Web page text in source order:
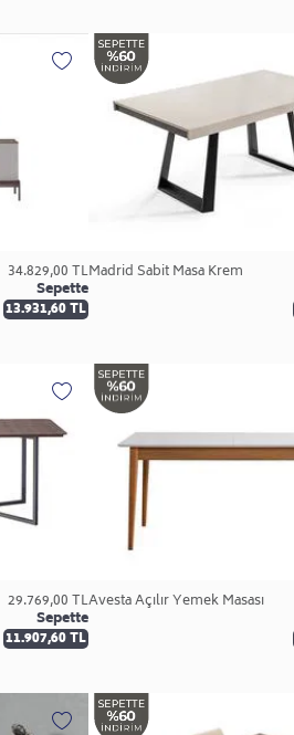
34.829,00 TL
Sepette
13.931,60 TL
Madrid Sabit Masa Krem
29.769,00 TL
Sepette
11.907,60 TL
Avesta Açılır Yemek Masası